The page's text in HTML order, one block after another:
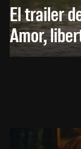
El trailer
Amor,